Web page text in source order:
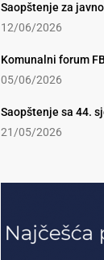
Saopštenje za
12/06/2026
Komunalni forum
05/06/2026
Saopštenje sa 44.
21/05/2026